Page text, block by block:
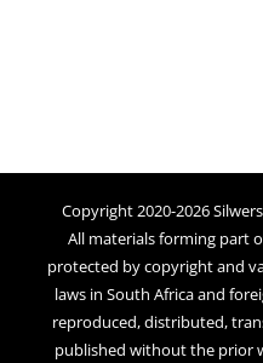
Copyright 2020-2026
All materials forming part
protected by copyright and
laws in South Africa and
reproduced, distributed,
published without the prior